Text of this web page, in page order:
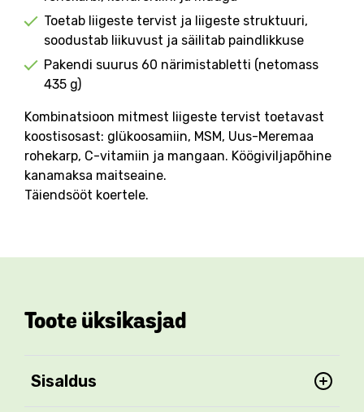
Toetab liigeste tervist ja liigeste struktuuri,
soodustab liikuvust ja säilitab paindlikkuse
Pakendi suurus 60 närimistabletti (netomass
435 g)
Kombinatsioon mitmest liigeste tervist toetavast
koostisosast: glükoosamiin, MSM, Uus-Meremaa
rohekarp, C-vitamiin ja mangaan. Köögiviljapõhine
kanamaksa maitseaine.
Täiendsööt koertele.
Toote üksikasjad
Sisaldus